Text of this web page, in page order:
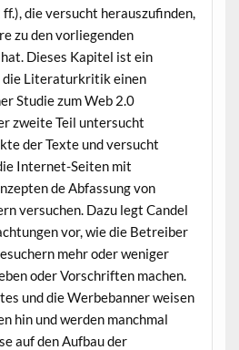
ff.), die versucht herauszufinden,
zu den vorliegenden
Dieses Kapitel ist ein
die Literaturkritik einen
Studie zum Web 2.0
zweite Teil untersucht
der Texte und versucht
Internet-Seiten mit
de Abfassung von
versuchen. Dazu legt Candel
vor, wie die Betreiber
mehr oder weniger
oder Vorschriften machen.
und die Werbebanner weisen
hin und werden manchmal
auf den Aufbau der